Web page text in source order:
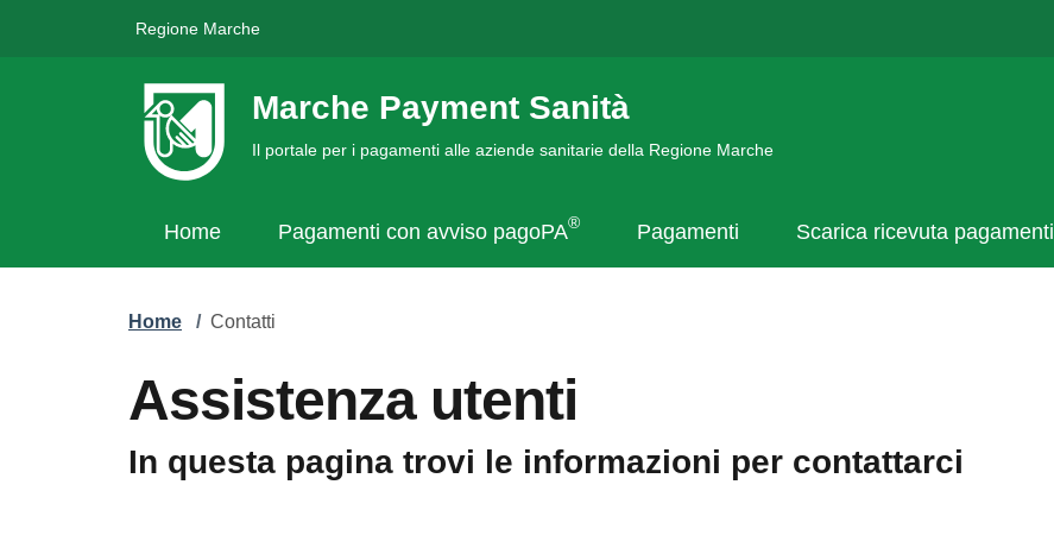
Regione Marche
Marche Payment Sanità
Il portale per i pagamenti alle aziende sanitarie della Regione Marche
Home Pagamenti con avviso pagoPA® Pagamenti Scarica ricevuta pagamenti
Home / Contatti
Assistenza utenti
In questa pagina trovi le informazioni per contattarci